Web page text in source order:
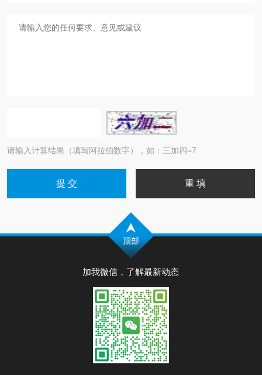
请输入计算结果（填写阿拉伯数字），如：三加四=7
加我微信，了解最新动态